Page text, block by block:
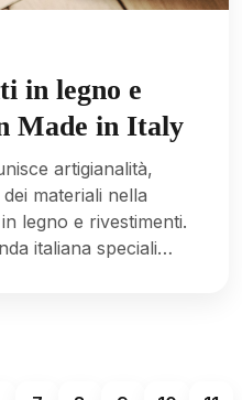
in legno e
Made in Italy
artigianalità,
materiali nella
legno e rivestimenti.
italiana speciali…